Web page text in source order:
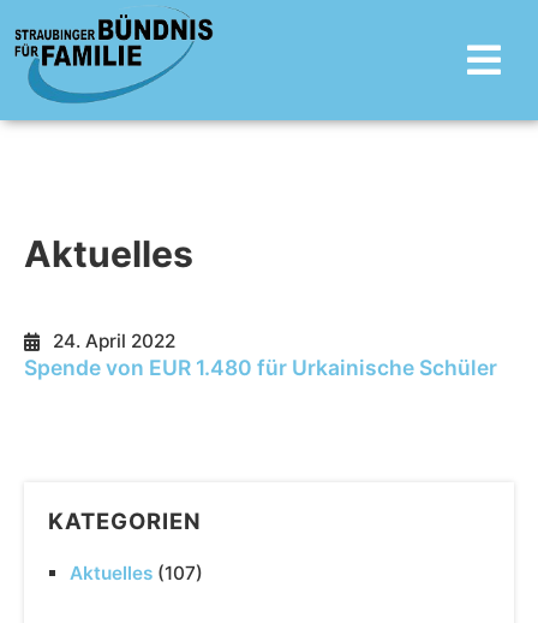
Inhalt
springen
Main
Menu
Aktuelles
24. April 2022
Spende von EUR 1.480 für Urkainische Schüler
KATEGORIEN
Aktuelles (107)